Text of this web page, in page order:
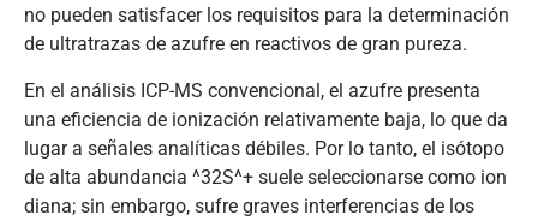
no pueden satisfacer los requisitos para la determinación
de ultratrazas de azufre en reactivos de gran pureza.
En el análisis ICP-MS convencional, el azufre presenta
una eficiencia de ionización relativamente baja, lo que da
lugar a señales analíticas débiles. Por lo tanto, el isótopo
de alta abundancia ^32S^+ suele seleccionarse como ion
diana; sin embargo, sufre graves interferencias de los